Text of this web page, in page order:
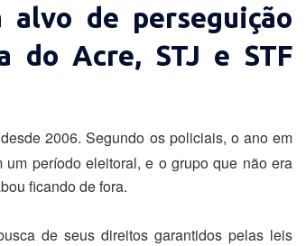
de perseguição
do Acre, STJ e STF
2006. Segundo os policiais, o ano em
período eleitoral, e o grupo que não era
ficando de fora.
de seus direitos garantidos pelas leis